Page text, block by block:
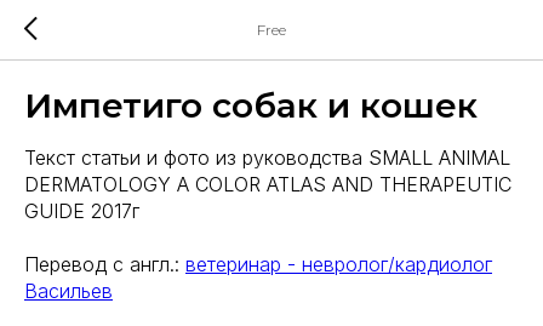
Free
Импетиго собак и кошек
Текст статьи и фото из руководства SMALL ANIMAL
DERMATOLOGY A COLOR ATLAS AND THERAPEUTIC
GUIDE 2017г
Перевод с англ.: ветеринар - невролог/кардиолог
Васильев